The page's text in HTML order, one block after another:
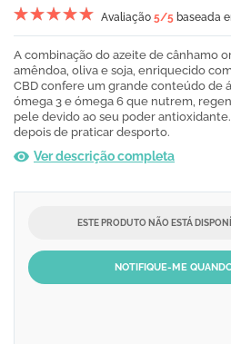
Avaliação 5/5 baseada
A combinação do azeite de cânhamo
amêndoa, oliva e soja, enriquecido
CBD confere um grande conteúdo de
ómega 3 e ómega 6 que nutrem,
pele devido ao seu poder
depois de praticar desporto.
Ver descrição completa
ESTE PRODUTO NÃO ESTÁ
NOTIFIQUE-ME